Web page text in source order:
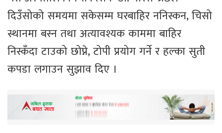
दिउँसोको समयमा सकेसम्म घरबाहिर ननिस्कन, चिसो
स्थानमा बस्न तथा अत्यावश्यक काममा बाहिर
निस्कँदा टाउको छोप्ने, टोपी प्रयोग गर्ने र हल्का सुती
कपडा लगाउन सुझाव दिए ।